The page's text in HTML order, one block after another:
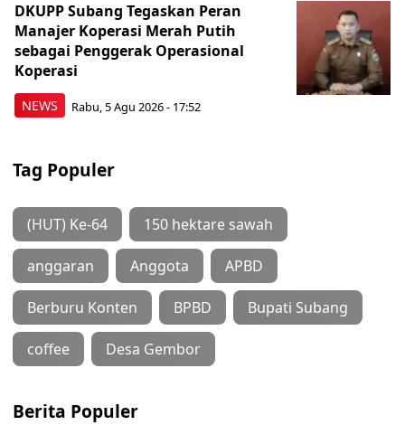
NEWS
DKUPP Subang Tegaskan Peran
Manajer Koperasi Merah Putih
sebagai Penggerak Operasional
Koperasi
Rabu, 5 Agu 2026 - 17:52
Tag Populer
(HUT) Ke-64 150 hektare sawah
anggaran Anggota APBD
Berburu Konten BPBD Bupati Subang
coffee Desa Gembor
Berita Populer